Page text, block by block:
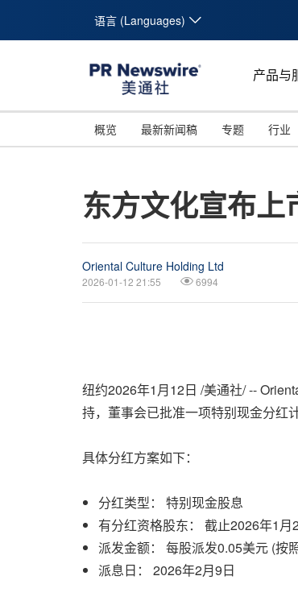
语言 (Languages)
产品与
概览 最新新闻稿 专题 行业
东方文化宣布
Oriental Culture Holding Ltd
2026-01-12 21:55 6994
纽约2026年1月12日 /美通社/ --
持，董事会已批准一项特别现金分红计
具体分红方案如下：
分红类型： 特别现金股息
有分红资格股东： 截止2026年1月
派发金额： 每股派发0.05美元 (按
派息日： 2026年2月9日